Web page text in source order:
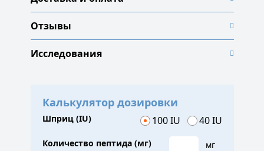
Отзывы
Исследования
Калькулятор дозировки
Шприц (IU) 100 IU 40 IU
Количество пептида (мг)
мг